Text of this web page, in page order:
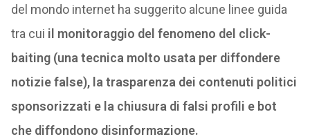
del mondo internet ha suggerito alcune linee guida
tra cui il monitoraggio del fenomeno del click-
baiting (una tecnica molto usata per diffondere
notizie false), la trasparenza dei contenuti politici
sponsorizzati e la chiusura di falsi profili e bot
che diffondono disinformazione.